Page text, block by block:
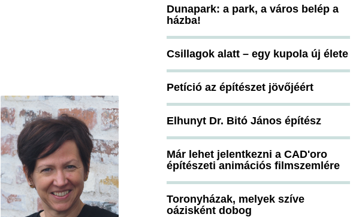
Dunapark: a park, a város belép a
házba!
Csillagok alatt – egy kupola új élete
Petíció az építészet jövőjéért
Elhunyt Dr. Bitó János építész
Már lehet jelentkezni a CAD'oro
építészeti animációs filmszemlére
Toronyházak, melyek szíve
oázisként dobog